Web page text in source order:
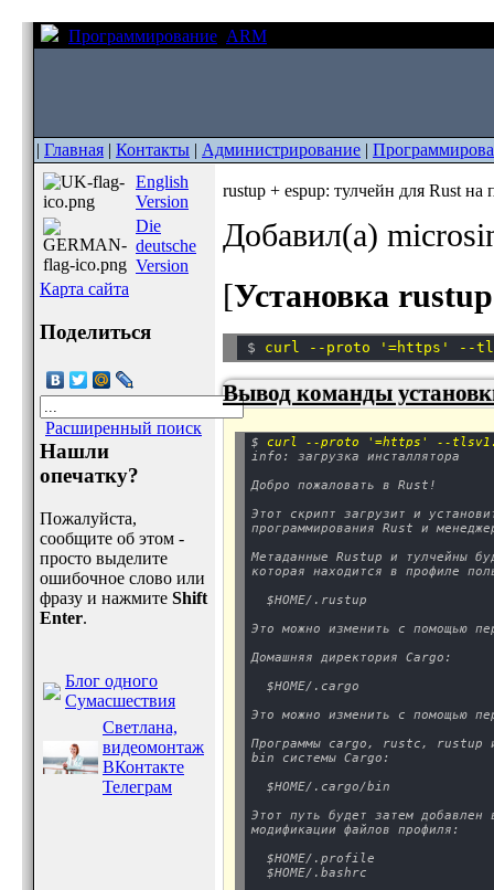
Программирование ARM
| Главная | Контакты | Администрирование |
English
Version
Die
deutsche
Version
Карта сайта
Поделиться
Расширенный поиск
Нашли
опечатку?
Пожалуйста,
сообщите об этом -
просто выделите
ошибочное слово или
фразу и нажмите Shift
Enter.
Блог одного
Сумасшествия
Светлана,
видеомонтаж
ВКонтакте
Телеграм
rustup + espup: тулчейн для Rust на
Добавил(а)
[Установка rustup
$
Вывод команды
$ curl --proto '=https' --
info: загрузка инсталлятора
Добро пожаловать в Rust!
Этот скрипт загрузит и
программирования Rust и
Метаданные Rustup и тулчейны
которая находится в профиле
  $HOME/.rustup
Это можно изменить с помощью
Домашняя директория Cargo:
  $HOME/.cargo
Это можно изменить с помощью
Программы cargo, rustc, rustup и
bin системы Cargo:
  $HOME/.cargo/bin
Этот путь будет затем добавлен
модификации файлов профиля:
  $HOME/.profile
  $HOME/.bashrc